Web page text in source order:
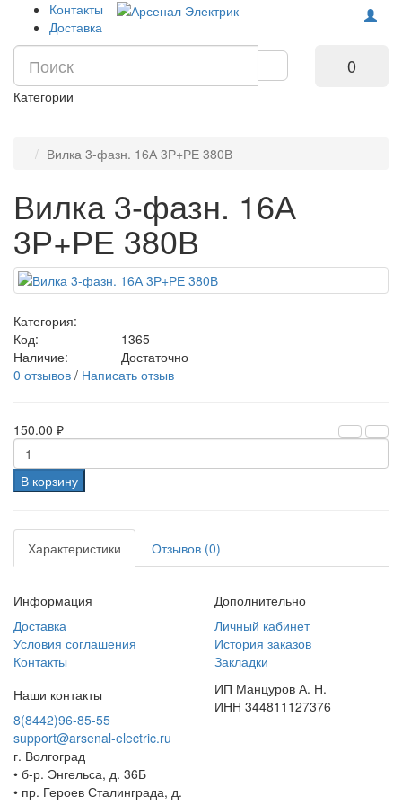
Контакты
Доставка
0
Категории
Вилка 3-фазн. 16А 3Р+РЕ 380В
Вилка 3-фазн. 16А
3Р+РЕ 380В
Категория:
Код:
1365
Наличие:
Достаточно
0 отзывов / Написать отзыв
150.00 ₽
В корзину
Характеристики Отзывов (0)
Информация
Доставка
Условия соглашения
Контакты
Дополнительно
Личный кабинет
История заказов
Закладки
Наши контакты
8(8442)96-85-55
support@arsenal-electric.ru
г. Волгоград
• б-р. Энгельса, д. 36Б
• пр. Героев Сталинграда, д.
ИП Манцуров А. Н.
ИНН 344811127376